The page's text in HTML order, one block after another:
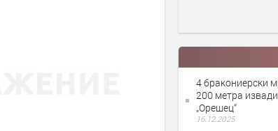
4 бракониерски
200 метра
„Орешец“
16.12.2025